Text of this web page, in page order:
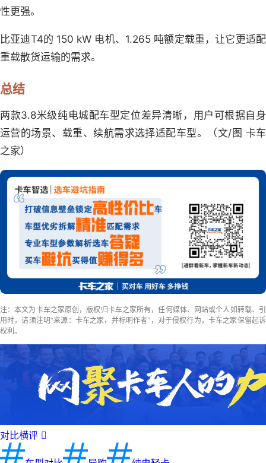
性更强。
比亚迪T4的 150 kW 电机、1.265 吨额定载重，让它更适配
重载散货运输的需求。
总结
两款3.8米级纯电城配车型定位差异清晰，用户可根据自身
运营的场景、载重、续航需求选择适配车型。（文/图 卡车
之家）
注：本文为卡车之家原创，版权归卡车之家所有，任何媒体、网站或个人如转载、引
用时，请须注明“来源：卡车之家，并标明作者”，对于侵权行为，卡车之家保留起诉
权利。
对比横评 